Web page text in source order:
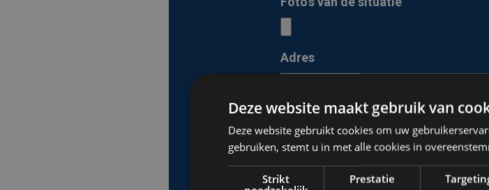
Adres
Ik ga akkoord met de privacy
Deze website maakt gebruik van
Deze website gebruikt cookies om uw
gebruiken, stemt u in met alle cookies in
Strikt
Prestatie